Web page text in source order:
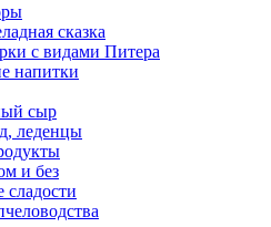
сказка
с видами Питера
напитки
сыр
леденцы
и без
сладости